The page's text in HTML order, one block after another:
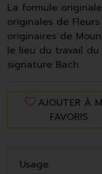
La formule
originales de
originaires de
le lieu du travail
signature Bach.
AJOUTER À
FAVORIS
Usage